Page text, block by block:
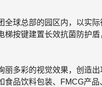
全球总部的园区内，以实
梯按键建置长效抗菌防护
丽多彩的视觉效果，创造
食品饮料包装、FMCG产